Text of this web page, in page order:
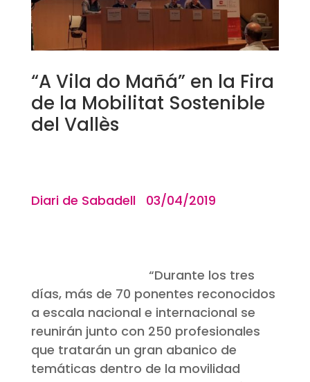
“A Vila do Mañá” en la Fira
de la Mobilitat Sostenible
del Vallès
Diari de Sabadell 03/04/2019
“Durante los tres
días, más de 70 ponentes reconocidos
a escala nacional e internacional se
reunirán junto con 250 profesionales
que tratarán un gran abanico de
temáticas dentro de la movilidad